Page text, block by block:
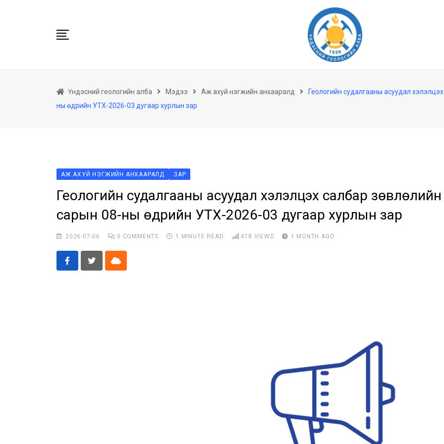
Бидний тухай
Үйлчилгээ
Ил тод байдал
Танин мэдэхүй
Бусад
E-Zasag.mn
Үндэсний геологийн алба Мэдээ Аж ахуй нэгжийн анхааралд
Геологийн судалгааны асуудал
ны өдрийн УТХ-2026-03 дугаар хурлын зар
АЖ АХУЙ НЭГЖИЙН АНХААРАЛД ЗАР
Геологийн судалгааны асуудал хэлэлцэх салбар
сарын 08-ны өдрийн УТХ-2026-03 дугаар хурлын зар
2026-07-06 0 COMMENTS 1 MINUTE READ 478 VIEWS 1 MONTH AGO
Cloud